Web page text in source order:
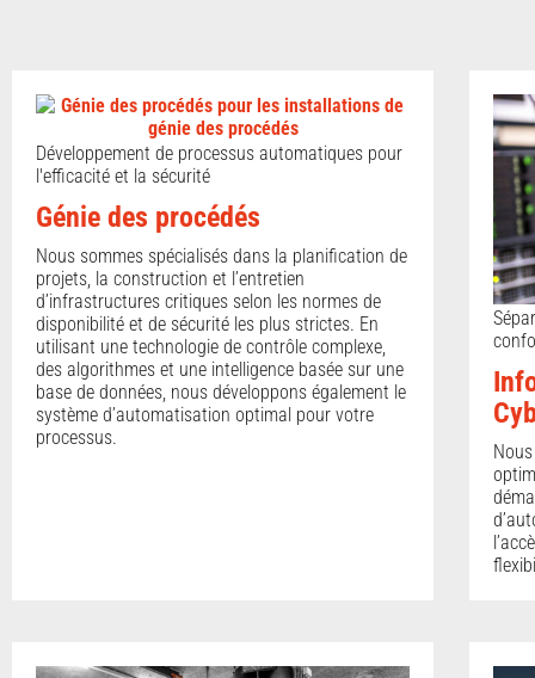
Développement de processus automatiques pour
l'efficacité et la sécurité
Génie des procédés
Nous sommes spécialisés dans la planification de
projets, la construction et l’entretien
d’infrastructures critiques selon les normes de
disponibilité et de sécurité les plus strictes. En
utilisant une technologie de contrôle complexe,
des algorithmes et une intelligence basée sur une
base de données, nous développons également le
système d’automatisation optimal pour votre
processus.